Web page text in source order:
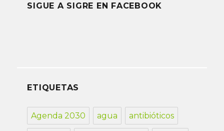
SIGUE A SIGRE EN FACEBOOK
ETIQUETAS
Agenda 2030 agua antibióticos